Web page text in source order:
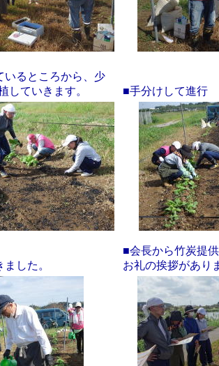
いるところから、少
していきます。
■手分けして進行
した。
■会長から竹炭提
お礼の挨拶があり